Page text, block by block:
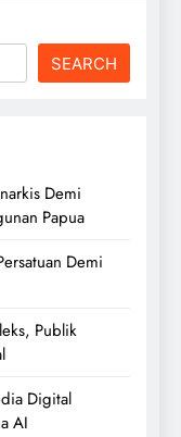
SEARCH
Demi
Papua
Demi
Publik
Digital
AI